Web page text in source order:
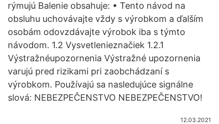
rýmujú Balenie obsahuje: • Tento návod na
obsluhu uchovávajte vždy s výrobkom a ďalším
osobám odovzdávajte výrobok iba s týmto
návodom. 1.2 Vysvetlenieznačiek 1.2.1
Výstražnéupozornenia Výstražné upozornenia
varujú pred rizikami pri zaobchádzaní s
výrobkom. Používajú sa nasledujúce signálne
slová: NEBEZPEČENSTVO NEBEZPEČENSTVO!
12.03.2021